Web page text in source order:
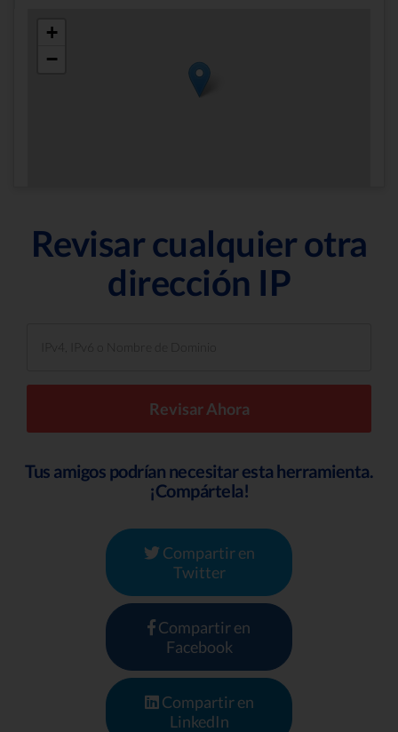
+
−
Revisar cualquier otra
dirección IP
Tus amigos podrían necesitar esta herramienta.
¡Compártela!
Compartir en
Twitter
Compartir en
Facebook
Compartir en
LinkedIn